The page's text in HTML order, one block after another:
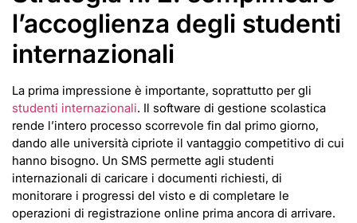
l’accoglienza degli studenti
internazionali
La prima impressione è importante, soprattutto per gli
studenti internazionali. Il software di gestione scolastica
rende l’intero processo scorrevole fin dal primo giorno,
dando alle università cipriote il vantaggio competitivo di cui
hanno bisogno. Un SMS permette agli studenti
internazionali di caricare i documenti richiesti, di
monitorare i progressi del visto e di completare le
operazioni di registrazione online prima ancora di arrivare.